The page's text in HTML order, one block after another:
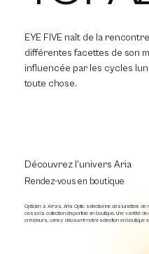
EYE FIVE naît de la
différentes facettes de son
influencée par les cycles
toute chose.
Rendez-vous en boutique
Découvrez l'univers Aria
Opticien à Arras, Aria Optic sélectionne des lunettes
cesse la collection disponible en boutique. Une variété
créateurs, venez découvrir notre sélection en boutique